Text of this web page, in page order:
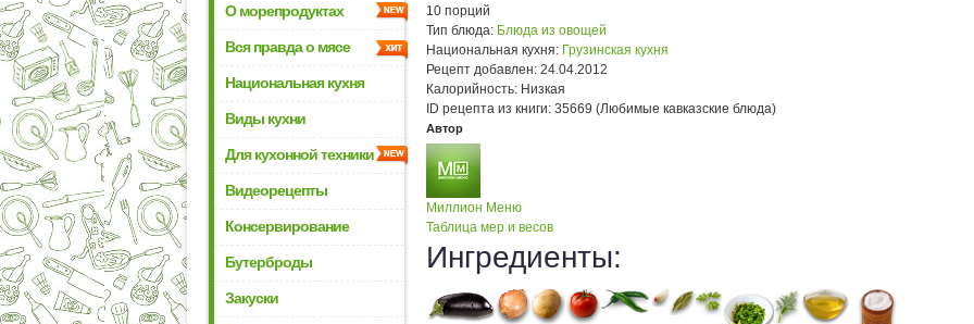
О морепродуктах
Вся правда о мясе
Национальная кухня
Виды кухни
Для кухонной техники
Видеорецепты
Консервирование
Бутерброды
Закуски
10 порций
Тип блюда: Блюда из овощей
Национальная кухня: Грузинская кухня
Рецепт добавлен: 24.04.2012
Калорийность: Низкая
ID рецепта из книги: 35669 (Любимые кавказские блюда)
Автор
Миллион Меню
Таблица мер и весов
Ингредиенты: